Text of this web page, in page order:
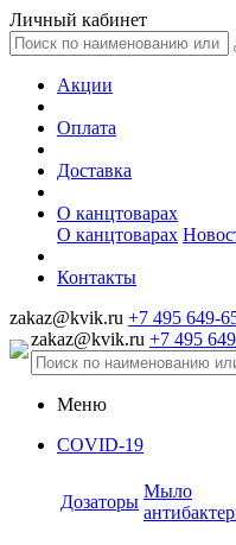
Личный кабинет
Акции
Оплата
Доставка
О канцтоварах
О канцтоварах
Контакты
zakaz@kvik.ru +7 495 649-
zakaz@kvik.ru +7 495
Меню
COVID-19
Дозаторы
Мыло